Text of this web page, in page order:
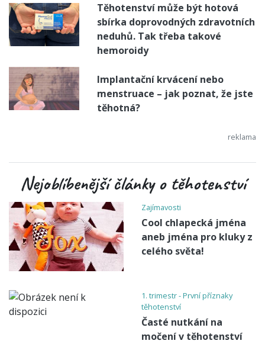
Těhotenství může být hotová
sbírka doprovodných zdravotních
neduhů. Tak třeba takové
hemoroidy
Implantační krvácení nebo
menstruace – jak poznat, že jste
těhotná?
Nejoblíbenější články o těhotenství
Zajímavosti
Cool chlapecká jména
aneb jména pro kluky z
celého světa!
1. trimestr - První příznaky
těhotenství
Časté nutkání na
močení v těhotenství